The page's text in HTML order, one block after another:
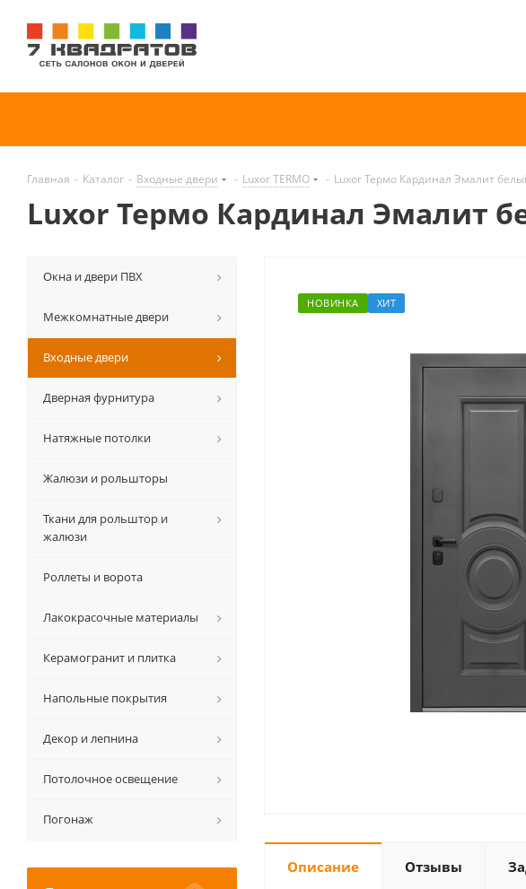
Главная - Каталог - Входные двери - Luxor TERMO - Luxor Термо Кардинал Эмалит
Luxor Термо Кардинал Эмалит
НОВИНКА ХИТ
Описание Отзывы
Окна и двери ПВХ
Межкомнатные двери
Входные двери
Дверная фурнитура
Натяжные потолки
Жалюзи и рольшторы
Ткани для рольштор и
жалюзи
Роллеты и ворота
Лакокрасочные материалы
Керамогранит и плитка
Напольные покрытия
Декор и лепнина
Потолочное освещение
Погонаж